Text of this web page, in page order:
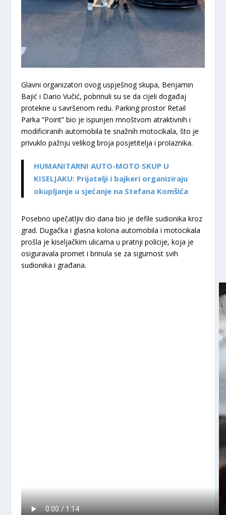
​Glavni organizatori ovog uspješnog skupa, Benjamin
Bajić i Dario Vučić, pobrinuli su se da cijeli događaj
protekne u savršenom redu. Parking prostor Retail
Parka “Point” bio je ispunjen mnoštvom atraktivnih i
modificiranih automobila te snažnih motocikala, što je
privuklo pažnju velikog broja posjetitelja i prolaznika.
HUMANITARNI AUTO-MOTO SKUP U
KISELJAKU: Prijatelji i bajkeri organiziraju
okupljanje u sjećanje na Stefana Komšića
​Posebno upečatljiv dio dana bio je defile sudionika kroz
grad. Dugačka i glasna kolona automobila i motocikala
prošla je kiseljačkim ulicama u pratnji policije, koja je
osiguravala promet i brinula se za sigurnost svih
sudionika i građana.